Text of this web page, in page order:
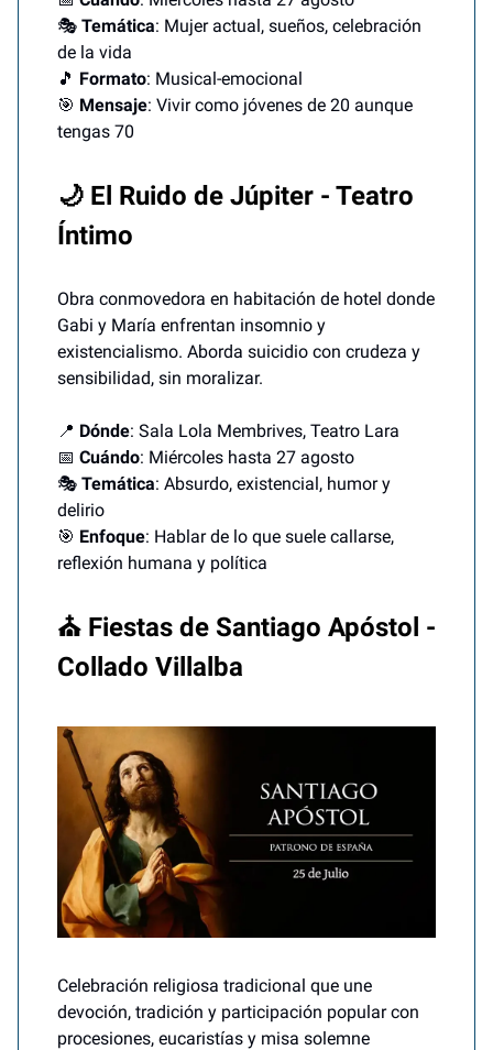
🎭 Temática: Mujer actual, sueños, celebración
de la vida
🎵 Formato: Musical-emocional
🎯 Mensaje: Vivir como jóvenes de 20 aunque
tengas 70
🌙 El Ruido de Júpiter - Teatro
Íntimo
Obra conmovedora en habitación de hotel donde
Gabi y María enfrentan insomnio y
existencialismo. Aborda suicidio con crudeza y
sensibilidad, sin moralizar.
📍 Dónde: Sala Lola Membrives, Teatro Lara
📅 Cuándo: Miércoles hasta 27 agosto
🎭 Temática: Absurdo, existencial, humor y
delirio
🎯 Enfoque: Hablar de lo que suele callarse,
reflexión humana y política
⛪ Fiestas de Santiago Apóstol -
Collado Villalba
Celebración religiosa tradicional que une
devoción, tradición y participación popular con
procesiones, eucaristías y misa solemne